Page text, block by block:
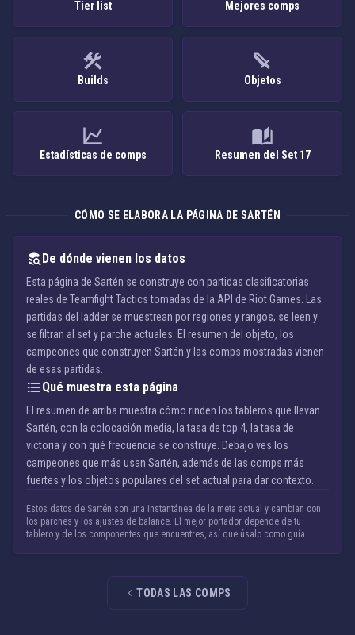
Tier list Mejores comps
Builds Objetos
Estadísticas de comps Resumen del Set 17
CÓMO SE ELABORA LA PÁGINA DE SARTÉN
De dónde vienen los datos
Esta página de Sartén se construye con partidas clasificatorias
reales de Teamfight Tactics tomadas de la API de Riot Games. Las
partidas del ladder se muestrean por regiones y rangos, se leen y
se filtran al set y parche actuales. El resumen del objeto, los
campeones que construyen Sartén y las comps mostradas vienen
de esas partidas.
Qué muestra esta página
El resumen de arriba muestra cómo rinden los tableros que llevan
Sartén, con la colocación media, la tasa de top 4, la tasa de
victoria y con qué frecuencia se construye. Debajo ves los
campeones que más usan Sartén, además de las comps más
fuertes y los objetos populares del set actual para dar contexto.
Estos datos de Sartén son una instantánea de la meta actual y cambian con
los parches y los ajustes de balance. El mejor portador depende de tu
tablero y de los componentes que encuentres, así que úsalo como guía.
TODAS LAS COMPS